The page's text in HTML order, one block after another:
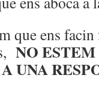
que ens
NO
UNA